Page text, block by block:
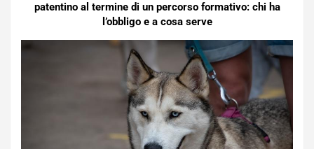
patentino al termine di un percorso formativo: chi ha
l’obbligo e a cosa serve